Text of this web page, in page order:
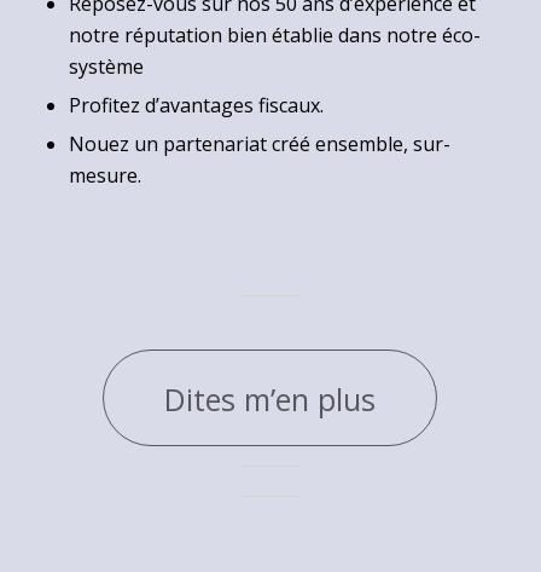
notre réputation bien établie dans notre éco-
système
Profitez d’avantages fiscaux.
Nouez un partenariat créé ensemble, sur-
mesure.
Dites m’en plus